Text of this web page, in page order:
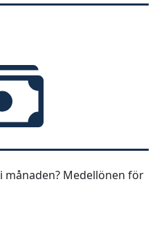
i månaden? Medellönen för